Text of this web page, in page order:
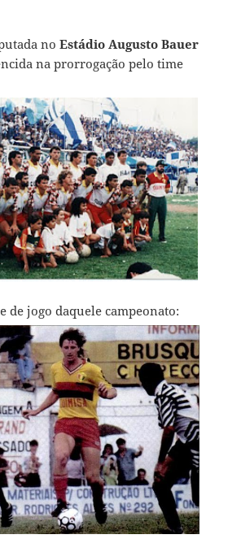
noEstádio Augusto Bauer
na prorrogação pelo time
de jogo daquele campeonato: